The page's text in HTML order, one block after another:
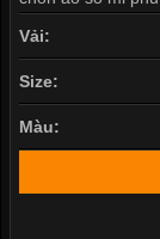
Vải:
Size:
Màu: